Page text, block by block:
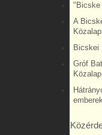
"Bicske
A
Bicskei
Gróf